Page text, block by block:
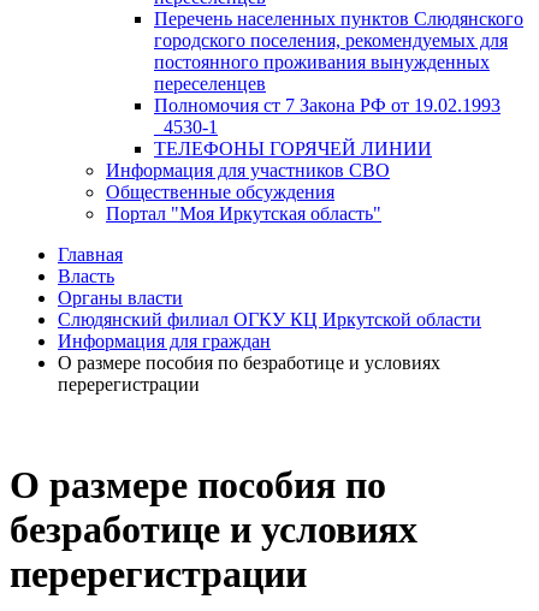
Перечень населенных пунктов Слюдянского
городского поселения, рекомендуемых для
постоянного проживания вынужденных
переселенцев
Полномочия ст 7 Закона РФ от 19.02.1993
_4530-1
ТЕЛЕФОНЫ ГОРЯЧЕЙ ЛИНИИ
Информация для участников СВО
Общественные обсуждения
Портал "Моя Иркутская область"
Главная
Власть
Органы власти
Слюдянский филиал ОГКУ КЦ Иркутской области
Информация для граждан
О размере пособия по безработице и условиях
перерегистрации
О размере пособия по
безработице и условиях
перерегистрации